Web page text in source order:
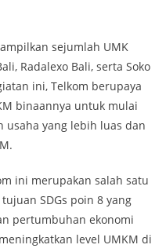
sejumlah UMK
Radalexo Bali, serta Soko
ini, Telkom berupaya
binaannya untuk mulai
usaha yang lebih luas dan
ini merupakan salah satu
SDGs poin 8 yang
pertumbuhan ekonomi
level UMKM di